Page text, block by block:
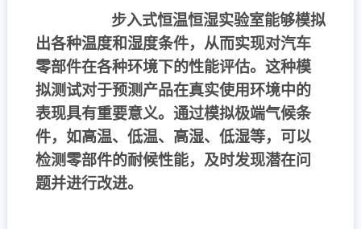
步入式恒温恒湿实验室能够模拟
出各种温度和湿度条件，从而实现对汽车
零部件在各种环境下的性能评估。这种模
拟测试对于预测产品在真实使用环境中的
表现具有重要意义。通过模拟极端气候条
件，如高温、低温、高湿、低湿等，可以
检测零部件的耐候性能，及时发现潜在问
题并进行改进。